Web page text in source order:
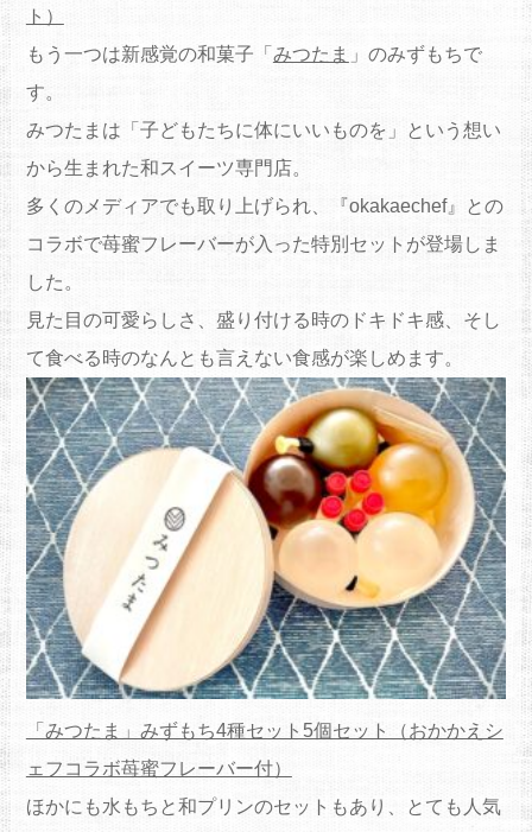
ト）
もう一つは新感覚の和菓子「 みつたま 」のみずもちで
す。
みつたまは「子どもたちに体にいいものを」という想い
から生まれた和スイーツ専門店。
多くのメディアでも取り上げられ、『okakaechef』との
コラボで苺蜜フレーバーが入った特別セットが登場しま
した。
見た目の可愛らしさ、盛り付ける時のドキドキ感、そし
て食べる時のなんとも言えない食感が楽しめます。
「みつたま」みずもち4種セット5個セット（おかかえシ
ェフコラボ苺蜜フレーバー付）
ほかにも水もちと和プリンのセットもあり、とても人気